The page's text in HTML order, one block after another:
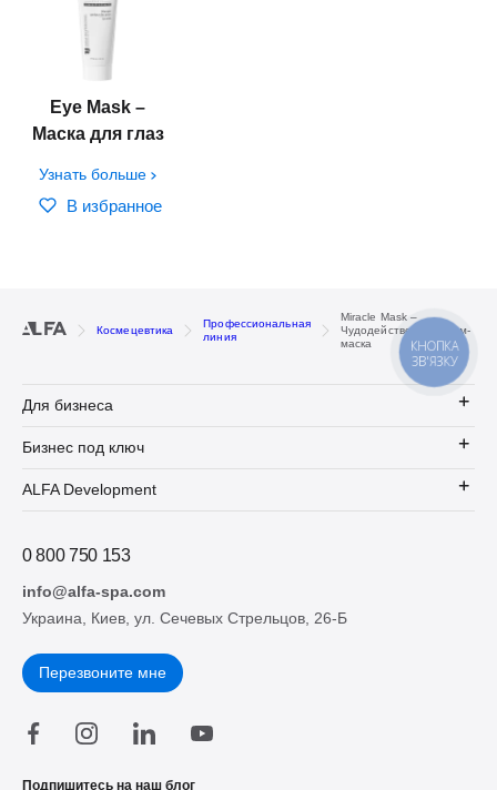
Eye Mask –
Маска для глаз
Узнать больше
В избранное
Космецевтика
Профессиональная
линия
Miracle Mask –
Чудодейственная крем-
маска
Для бизнеса
Бизнес под ключ
ALFA Development
0 800 750 153
info@alfa-spa.com
Украина, Киев, ул. Сечевых Стрельцов, 26-Б
Перезвоните мне
Подпишитесь на наш блог
КНОПКА
ЗВ'ЯЗКУ